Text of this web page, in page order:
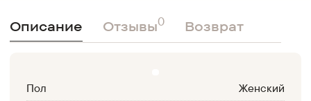
Описание Отзывы0 Возврат
Пол
Женский